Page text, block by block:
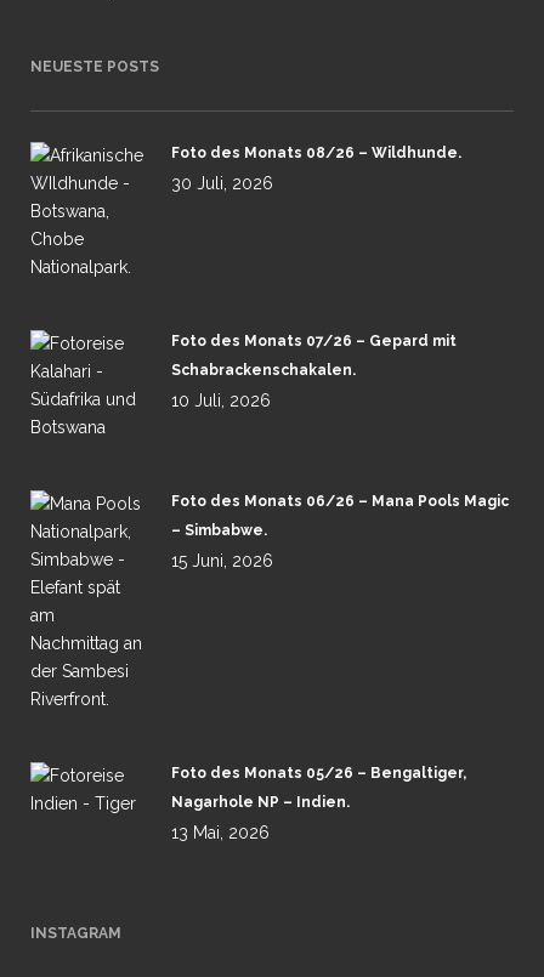
NEUESTE POSTS
Foto des Monats 08/26 – Wildhunde.
30 Juli, 2026
Foto des Monats 07/26 – Gepard mit
Schabrackenschakalen.
10 Juli, 2026
Foto des Monats 06/26 – Mana Pools Magic
– Simbabwe.
15 Juni, 2026
Foto des Monats 05/26 – Bengaltiger,
Nagarhole NP – Indien.
13 Mai, 2026
INSTAGRAM